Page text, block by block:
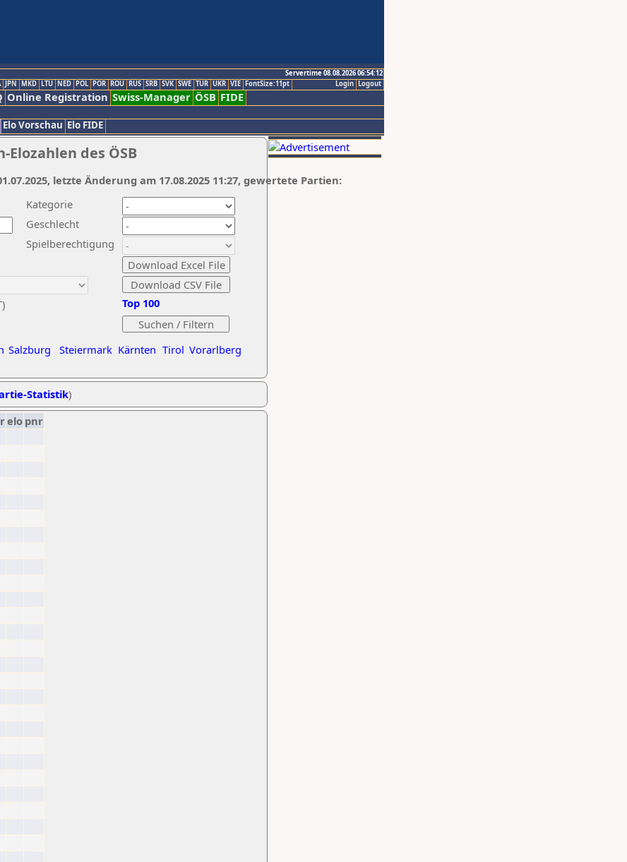
Servertime 08.08.2026 06:54:12
Logout
Login
JPN MKD LTU NED POL POR ROU RUS SRB SVK SWE TUR UKR VIE FontSize:11pt
Online Registration Swiss-Manager ÖSB FIDE
Elo Vorschau Elo FIDE
des ÖSB
Kategorie
Geschlecht
Spielberechtigung
Salzburg Steiermark Kärnten Tirol Vorarlberg
Top 100
letzte Änderung am 17.08.2025 11:27, gewertete Partien:
Statistik)
elo pnr